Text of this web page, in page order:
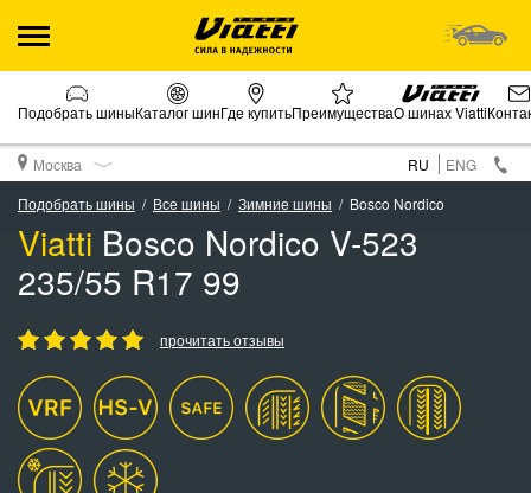
Подобрать шиныКаталог шинГде купитьПреимуществаО шинах Viatti
Москва RU
ENG
Подобрать шины
Все шины Зимние шины Bosco Nordico
Viatti Bosco Nordico V-523
235/55 R17 99
прочитать отзывы